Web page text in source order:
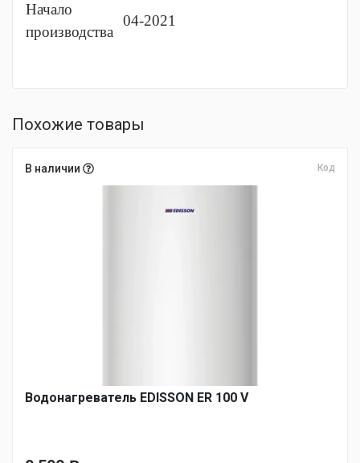
Начало
производства
04-2021
Похожие товары
В наличии Код
Водонагреватель EDISSON ER 100 V